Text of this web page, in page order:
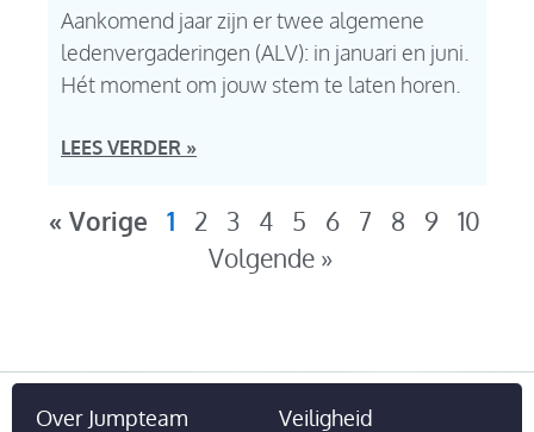
Aankomend jaar zijn er twee algemene
ledenvergaderingen (ALV): in januari en juni.
Hét moment om jouw stem te laten horen.
LEES VERDER »
« Vorige 1 2 3 4 5 6 7 8 9
10
Volgende »
Over Jumpteam Veiligheid